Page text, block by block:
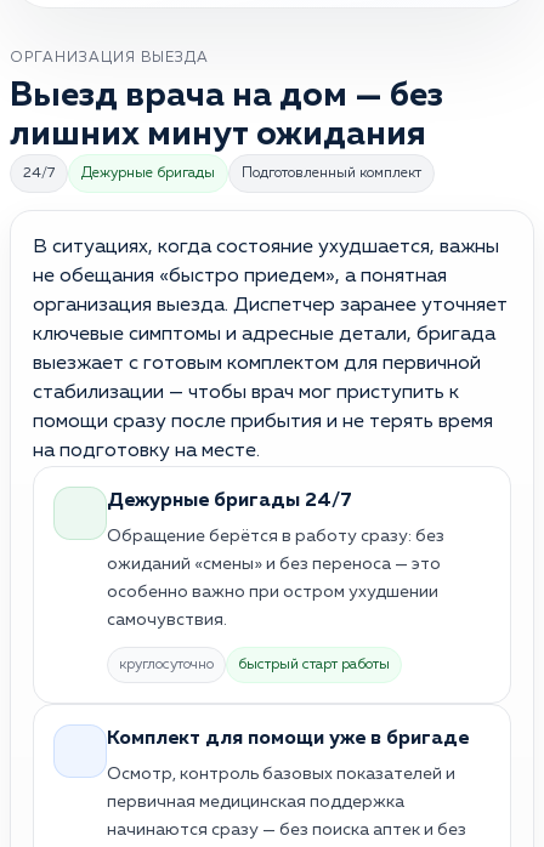
ОРГАНИЗАЦИЯ ВЫЕЗДА
Выезд врача на дом — без
лишних минут ожидания
24/7 Дежурные бригады Подготовленный комплект
В ситуациях, когда состояние ухудшается, важны
не обещания «быстро приедем», а понятная
организация выезда. Диспетчер заранее уточняет
ключевые симптомы и адресные детали, бригада
выезжает с готовым комплектом для первичной
стабилизации — чтобы врач мог приступить к
помощи сразу после прибытия и не терять время
на подготовку на месте.
Дежурные бригады 24/7
Обращение берётся в работу сразу: без
ожиданий «смены» и без переноса — это
особенно важно при остром ухудшении
самочувствия.
круглосуточно быстрый старт работы
Комплект для помощи уже в бригаде
Осмотр, контроль базовых показателей и
первичная медицинская поддержка
начинаются сразу — без поиска аптек и без